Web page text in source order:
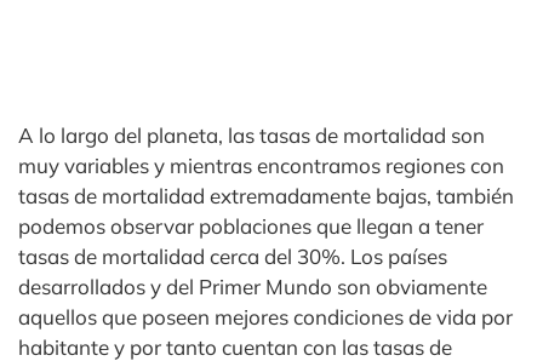
A lo largo del planeta, las tasas de mortalidad son
muy variables y mientras encontramos regiones con
tasas de mortalidad extremadamente bajas, también
podemos observar poblaciones que llegan a tener
tasas de mortalidad cerca del 30%. Los países
desarrollados y del Primer Mundo son obviamente
aquellos que poseen mejores condiciones de vida por
habitante y por tanto cuentan con las tasas de